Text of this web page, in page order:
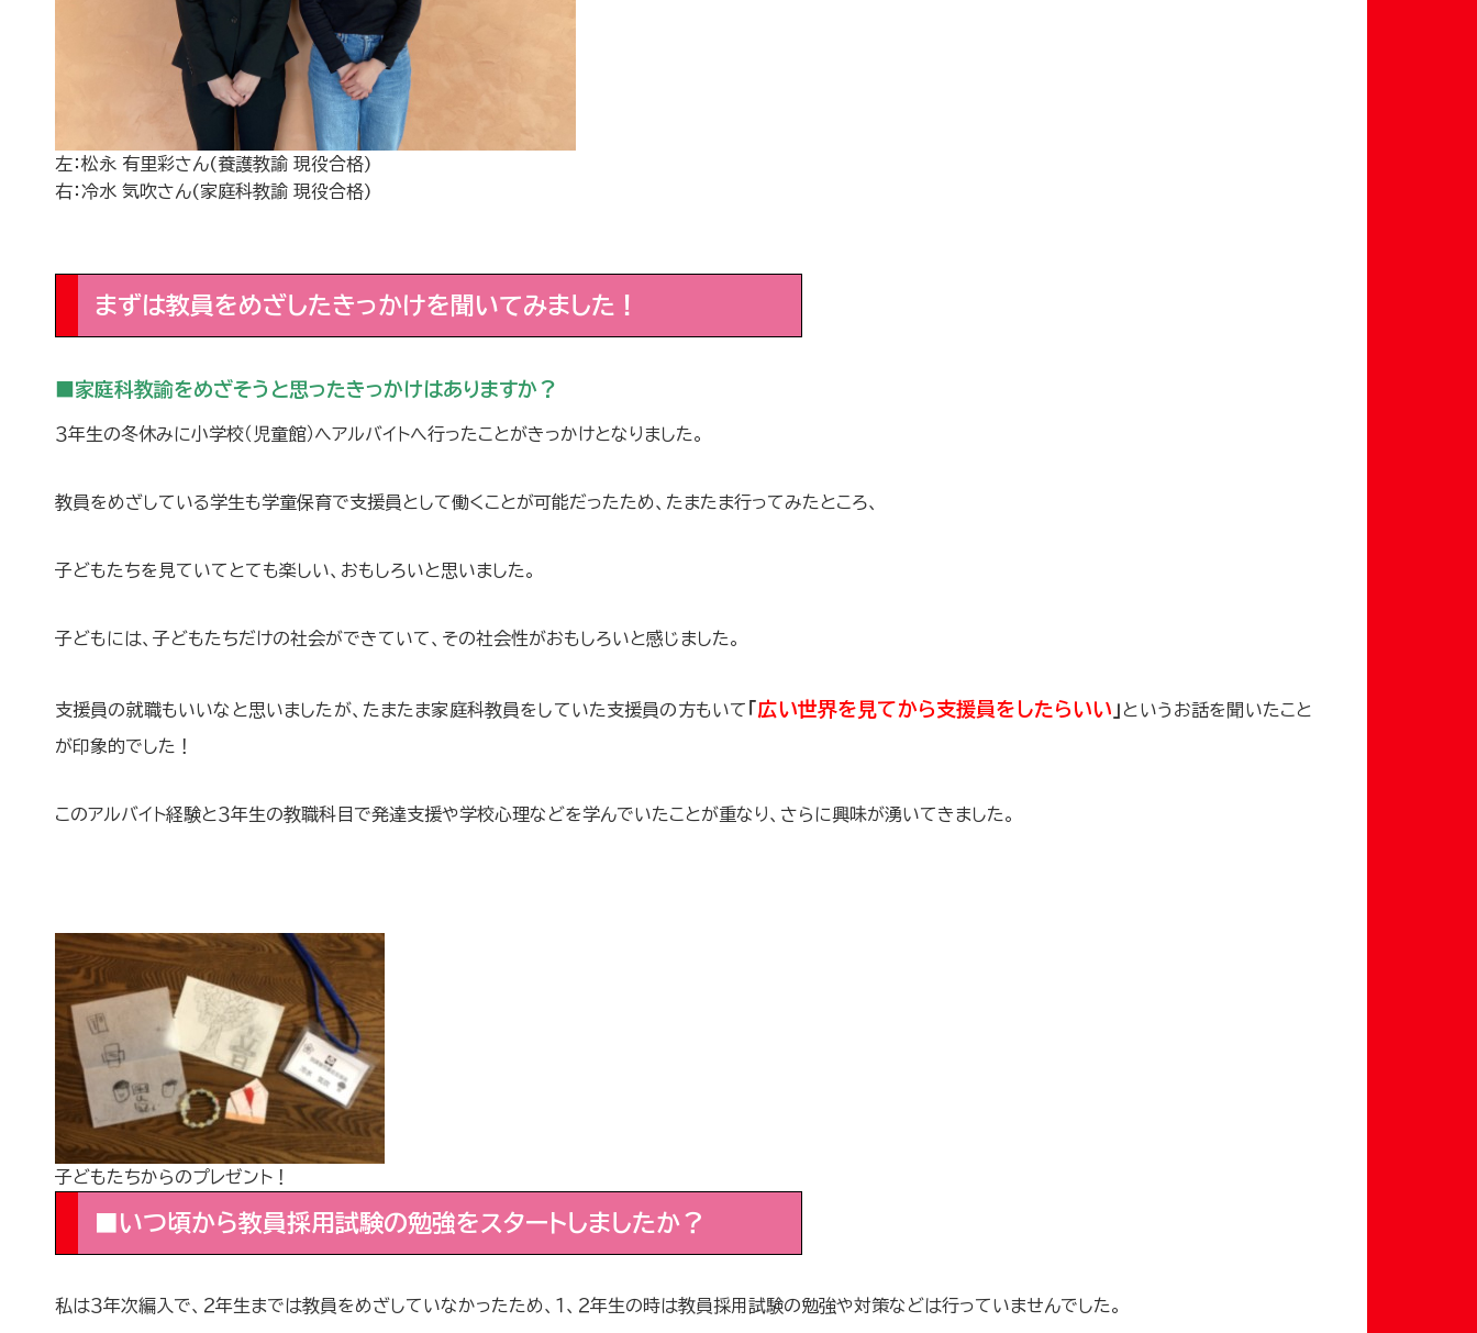
左：松永 有里彩さん(養護教諭 現役合格)
右：冷水 気吹さん(家庭科教諭 現役合格)
まずは教員をめざしたきっかけを聞いてみました！
■家庭科教諭をめざそうと思ったきっかけはありますか？
３年生の冬休みに小学校（児童館）へアルバイトへ行ったことがきっかけとなりました。
教員をめざしている学生も学童保育で支援員として働くことが可能だったため、たまたま行ってみたところ、
子どもたちを見ていてとても楽しい、おもしろいと思いました。
子どもには、子どもたちだけの社会ができていて、その社会性がおもしろいと感じました。
支援員の就職もいいなと思いましたが、たまたま家庭科教員をしていた支援員の方もいて 「広い世界を見てから支援員をしたらいい 」 というお話を聞いたこと
が印象的でした！
このアルバイト経験と３年生の教職科目で発達支援や学校心理などを学んでいたことが重なり、さらに興味が湧いてきました。
子どもたちからのプレゼント！
■いつ頃から教員採用試験の勉強をスタートしましたか？
私は３年次編入で、２年生までは教員をめざしていなかったため、１、２年生の時は教員採用試験の勉強や対策などは行っていませんでした。